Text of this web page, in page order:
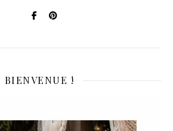
BIENVENUE !